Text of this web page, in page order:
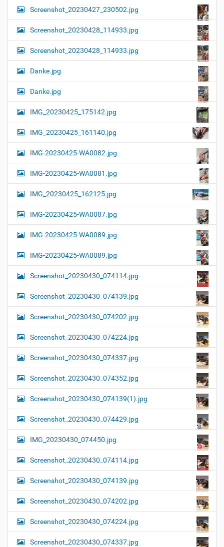
Screenshot_20230427_230502.jpg
Screenshot_20230428_114933.jpg
Screenshot_20230428_114933.jpg
Danke.jpg
Danke.jpg
IMG_20230425_175142.jpg
IMG_20230425_161140.jpg
IMG-20230425-WA0082.jpg
IMG-20230425-WA0081.jpg
IMG_20230425_162125.jpg
IMG-20230425-WA0087.jpg
IMG-20230425-WA0089.jpg
IMG-20230425-WA0089.jpg
Screenshot_20230430_074114.jpg
Screenshot_20230430_074139.jpg
Screenshot_20230430_074202.jpg
Screenshot_20230430_074224.jpg
Screenshot_20230430_074337.jpg
Screenshot_20230430_074352.jpg
Screenshot_20230430_074139(1).jpg
Screenshot_20230430_074429.jpg
IMG_20230430_074450.jpg
Screenshot_20230430_074114.jpg
Screenshot_20230430_074139.jpg
Screenshot_20230430_074202.jpg
Screenshot_20230430_074224.jpg
Screenshot_20230430_074337.jpg